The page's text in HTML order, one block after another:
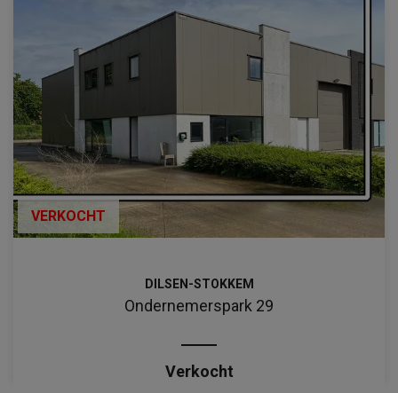
VERKOCHT
DILSEN-STOKKEM
Ondernemerspark 29
Verkocht